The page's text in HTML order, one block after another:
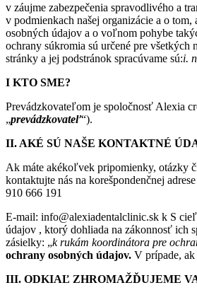
v záujme zabezpečenia spravodlivého a
v podmienkach našej organizácie a o
osobných údajov a o voľnom pohybe
ochrany súkromia sú určené pre
stránky a jej podstránok spracúvame sú:i.
I KTO SME?
Prevádzkovateľom je spoločnosť Alexia
„prevádzkovateľ“).
II. AKÉ SÚ NAŠE KONTAKTNÉ
Ak máte akékoľvek pripomienky, otázky
kontaktujte nás na korešpondenčnej
910 666 191
E-mail: info@alexiadentalclinic.sk k S
údajov , ktorý dohliada na zákonnosť ich
zásielky: „k rukám koordinátora pre
ochrany osobných údajov. V prípade, ak
III. ODKIAĽ ZHROMAŽĎUJEME